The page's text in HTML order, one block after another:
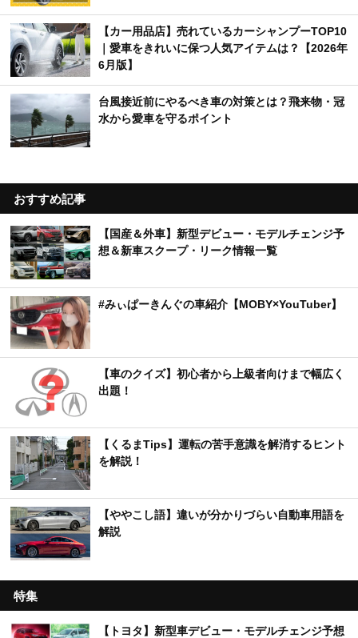
【カー用品店】売れているカーシャンプーTOP10
｜愛車をきれいに保つ人気アイテムは？【2026年
6月版】
台風接近前にやるべき車の対策とは？飛来物・冠
水から愛車を守るポイント
おすすめ記事
【国産＆外車】新型デビュー・モデルチェンジ予
想＆新車スクープ・リーク情報一覧
#みぃぱーきんぐの車紹介【MOBY×YouTuber】
【車のクイズ】初心者から上級者向けまで幅広く
出題！
【くるまTips】運転の苦手意識を解消するヒント
を解説！
【ややこし語】違いが分かりづらい自動車用語を
解説
特集
【トヨタ】新型車デビュー・モデルチェンジ予想